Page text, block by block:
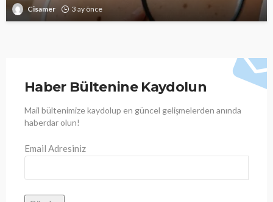
Cisamer 3 ay önce
Haber Bültenine Kaydolun
Mail bültenimize kaydolup en güncel gelişmelerden anında
haberdar olun!
Email Adresiniz